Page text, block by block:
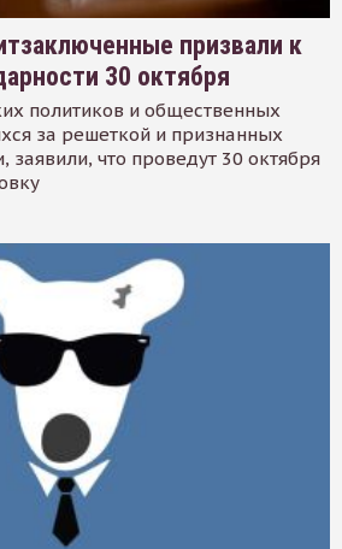
призвали к
30 октября
политиков и общественных
за решеткой и признанных
что проведут 30 октября